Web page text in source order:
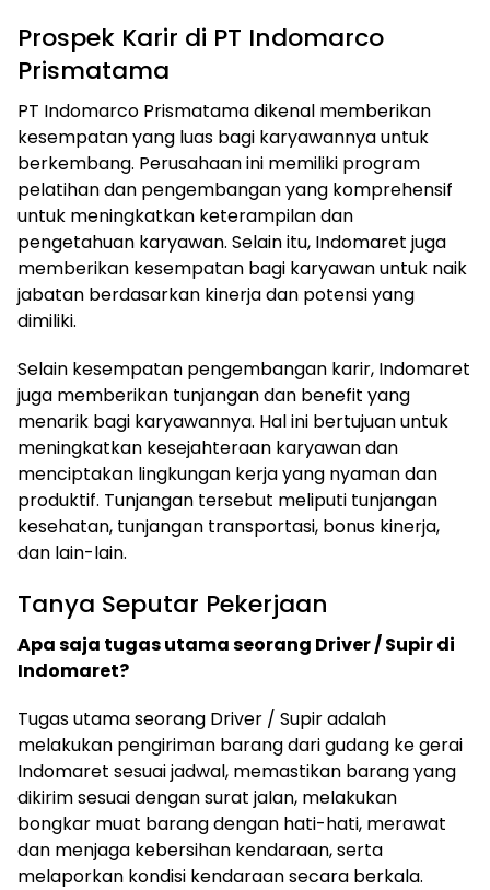
Prospek Karir di PT Indomarco
Prismatama
PT Indomarco Prismatama dikenal memberikan
kesempatan yang luas bagi karyawannya untuk
berkembang. Perusahaan ini memiliki program
pelatihan dan pengembangan yang komprehensif
untuk meningkatkan keterampilan dan
pengetahuan karyawan. Selain itu, Indomaret juga
memberikan kesempatan bagi karyawan untuk naik
jabatan berdasarkan kinerja dan potensi yang
dimiliki.
Selain kesempatan pengembangan karir, Indomaret
juga memberikan tunjangan dan benefit yang
menarik bagi karyawannya. Hal ini bertujuan untuk
meningkatkan kesejahteraan karyawan dan
menciptakan lingkungan kerja yang nyaman dan
produktif. Tunjangan tersebut meliputi tunjangan
kesehatan, tunjangan transportasi, bonus kinerja,
dan lain-lain.
Tanya Seputar Pekerjaan
Apa saja tugas utama seorang Driver / Supir di
Indomaret?
Tugas utama seorang Driver / Supir adalah
melakukan pengiriman barang dari gudang ke gerai
Indomaret sesuai jadwal, memastikan barang yang
dikirim sesuai dengan surat jalan, melakukan
bongkar muat barang dengan hati-hati, merawat
dan menjaga kebersihan kendaraan, serta
melaporkan kondisi kendaraan secara berkala.